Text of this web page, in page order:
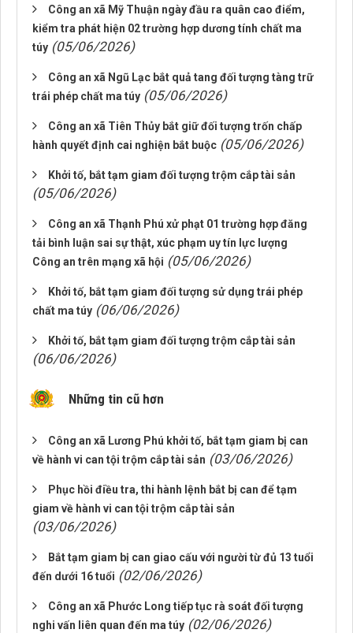
Công an xã Mỹ Thuận ngày đầu ra quân cao điểm,
kiểm tra phát hiện 02 trường hợp dương tính chất ma
túy (05/06/2026)
Công an xã Ngũ Lạc bắt quả tang đối tượng tàng trữ
trái phép chất ma túy (05/06/2026)
Công an xã Tiên Thủy bắt giữ đối tượng trốn chấp
hành quyết định cai nghiện bắt buộc (05/06/2026)
Khởi tố, bắt tạm giam đối tượng trộm cắp tài sản
(05/06/2026)
Công an xã Thạnh Phú xử phạt 01 trường hợp đăng
tải bình luận sai sự thật, xúc phạm uy tín lực lượng
Công an trên mạng xã hội (05/06/2026)
Khởi tố, bắt tạm giam đối tượng sử dụng trái phép
chất ma túy (06/06/2026)
Khởi tố, bắt tạm giam đối tượng trộm cắp tài sản
(06/06/2026)
Những tin cũ hơn
Công an xã Lương Phú khởi tố, bắt tạm giam bị can
về hành vi can tội trộm cắp tài sản (03/06/2026)
Phục hồi điều tra, thi hành lệnh bắt bị can để tạm
giam về hành vi can tội trộm cắp tài sản
(03/06/2026)
Bắt tạm giam bị can giao cấu với người từ đủ 13 tuổi
đến dưới 16 tuổi (02/06/2026)
Công an xã Phước Long tiếp tục rà soát đối tượng
nghi vấn liên quan đến ma túy (02/06/2026)